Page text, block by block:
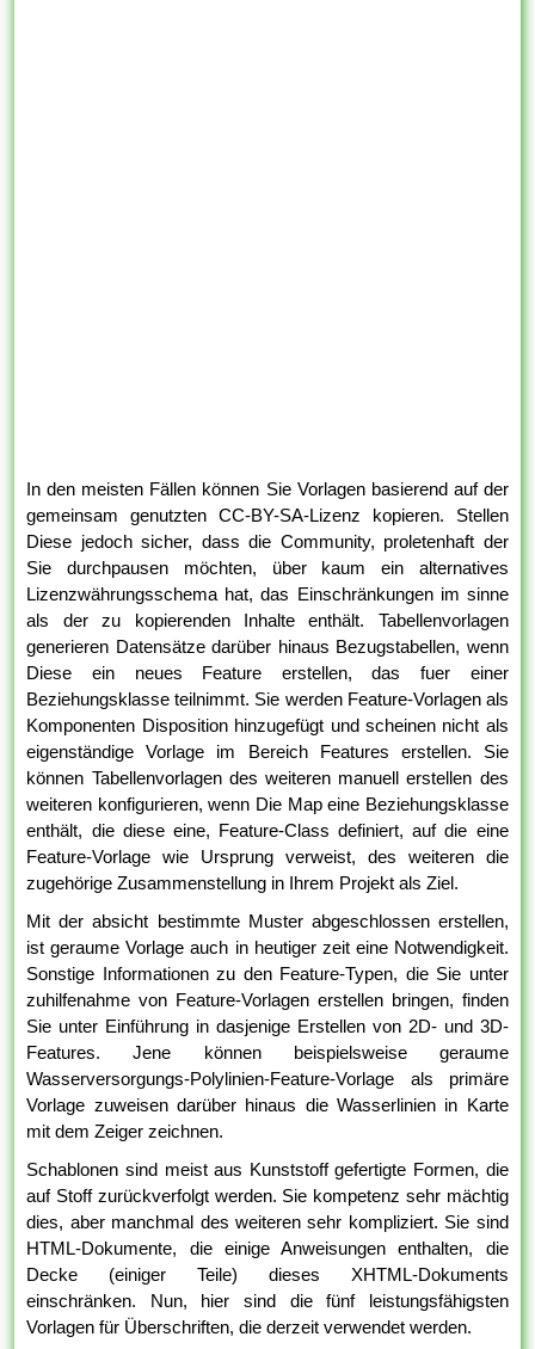
In den meisten Fällen können Sie Vorlagen basierend auf der
gemeinsam genutzten CC-BY-SA-Lizenz kopieren. Stellen
Diese jedoch sicher, dass die Community, proletenhaft der
Sie durchpausen möchten, über kaum ein alternatives
Lizenzwährungsschema hat, das Einschränkungen im sinne
als der zu kopierenden Inhalte enthält. Tabellenvorlagen
generieren Datensätze darüber hinaus Bezugstabellen, wenn
Diese ein neues Feature erstellen, das fuer einer
Beziehungsklasse teilnimmt. Sie werden Feature-Vorlagen als
Komponenten Disposition hinzugefügt und scheinen nicht als
eigenständige Vorlage im Bereich Features erstellen. Sie
können Tabellenvorlagen des weiteren manuell erstellen des
weiteren konfigurieren, wenn Die Map eine Beziehungsklasse
enthält, die diese eine, Feature-Class definiert, auf die eine
Feature-Vorlage wie Ursprung verweist, des weiteren die
zugehörige Zusammenstellung in Ihrem Projekt als Ziel.
Mit der absicht bestimmte Muster abgeschlossen erstellen,
ist geraume Vorlage auch in heutiger zeit eine Notwendigkeit.
Sonstige Informationen zu den Feature-Typen, die Sie unter
zuhilfenahme von Feature-Vorlagen erstellen bringen, finden
Sie unter Einführung in dasjenige Erstellen von 2D- und 3D-
Features. Jene können beispielsweise geraume
Wasserversorgungs-Polylinien-Feature-Vorlage als primäre
Vorlage zuweisen darüber hinaus die Wasserlinien in Karte
mit dem Zeiger zeichnen.
Schablonen sind meist aus Kunststoff gefertigte Formen, die
auf Stoff zurückverfolgt werden. Sie kompetenz sehr mächtig
dies, aber manchmal des weiteren sehr kompliziert. Sie sind
HTML-Dokumente, die einige Anweisungen enthalten, die
Decke (einiger Teile) dieses XHTML-Dokuments
einschränken. Nun, hier sind die fünf leistungsfähigsten
Vorlagen für Überschriften, die derzeit verwendet werden.